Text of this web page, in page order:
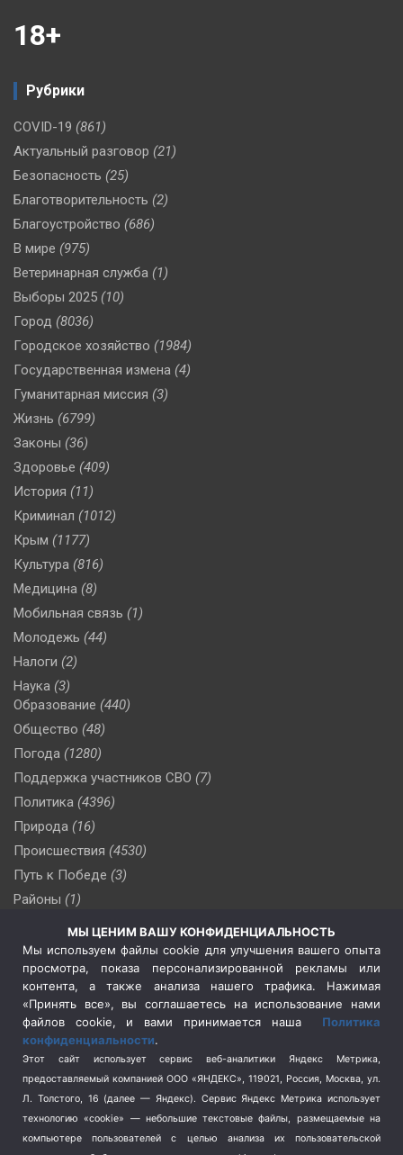
18+
Рубрики
COVID-19 (861)
Актуальный разговор (21)
Безопасность (25)
Благотворительность (2)
Благоустройство (686)
В мире (975)
Ветеринарная служба (1)
Выборы 2025 (10)
Город (8036)
Городское хозяйство (1984)
Государственная измена (4)
Гуманитарная миссия (3)
Жизнь (6799)
Законы (36)
Здоровье (409)
История (11)
Криминал (1012)
Крым (1177)
Культура (816)
Медицина (8)
Мобильная связь (1)
Молодежь (44)
Налоги (2)
Наука (3)
Образование (440)
Общество (48)
Погода (1280)
Поддержка участников СВО (7)
Политика (4396)
Природа (16)
Происшествия (4530)
Путь к Победе (3)
Районы (1)
(510)
Сельское хозяйство (3)
Социальная политика
(3)
Спецоперация в Украине
Спецоперация на Украине
(404)
Спорт (740)
Терроризм (1)
Транспорт (262)
Туризм (178)
МЫ ЦЕНИМ ВАШУ КОНФИДЕНЦИАЛЬНОСТЬ
Мы используем файлы cookie для улучшения вашего опыта
просмотра, показа персонализированной рекламы или
контента, а также анализа нашего трафика. Нажимая
«Принять все», вы соглашаетесь на использование нами
файлов cookie, и вами принимается наша Политика
конфиденциальности.
Этот сайт использует сервис веб-аналитики Яндекс Метрика,
предоставляемый компанией ООО «ЯНДЕКС», 119021, Россия, Москва, ул.
Л. Толстого, 16 (далее — Яндекс). Сервис Яндекс Метрика использует
технологию «cookie» — небольшие текстовые файлы, размещаемые на
компьютере пользователей с целью анализа их пользовательской